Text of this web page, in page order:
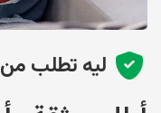
ليه تطلب